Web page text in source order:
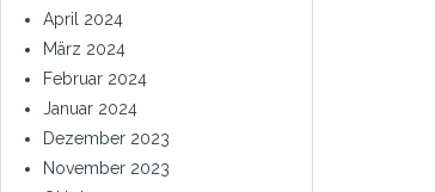
April 2024
März 2024
Februar 2024
Januar 2024
Dezember 2023
November 2023